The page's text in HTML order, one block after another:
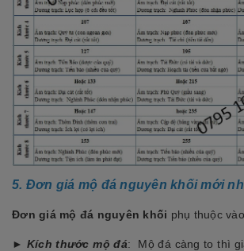
5. Đơn giá mộ đá nguyên khối mới
Đơn giá mộ đá nguyên khối phụ thuộc
► Kích thước mộ đá: Mộ đá càng to thì